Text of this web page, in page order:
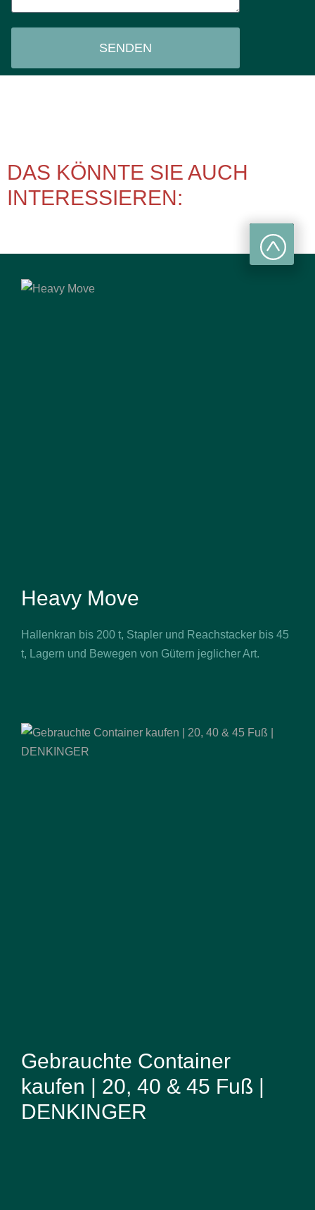
SENDEN
DAS KÖNNTE SIE AUCH
INTERESSIEREN:
Heavy Move
Hallenkran bis 200 t, Stapler und Reachstacker bis 45
t, Lagern und Bewegen von Gütern jeglicher Art.
Gebrauchte Container
kaufen | 20, 40 & 45 Fuß |
DENKINGER